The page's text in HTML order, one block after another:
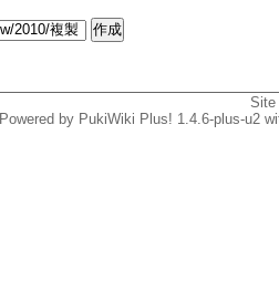
Powered by PukiWiki Plus! 1.4.6-plus-u2